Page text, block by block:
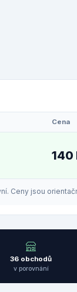
Cena
140
Ceny jsou
36 obchodů
v porovnání